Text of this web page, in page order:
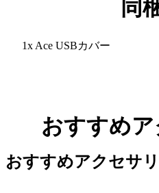
同
1x Ace USBカバー
おすすめ
おすすめアクセサ